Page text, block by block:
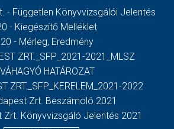
- Független Könyvvizsgálói Jelentés
- Kiegészítő Melléklet
- Mérleg, Eredmény
ZRT._SFP_2021-2021_MLSZ
HATÁROZAT
ZRT._SFP_KERELEM_2021-2022
Zrt. Beszámoló 2021
Zrt. Könyvvizsgáló Jelentés 2021